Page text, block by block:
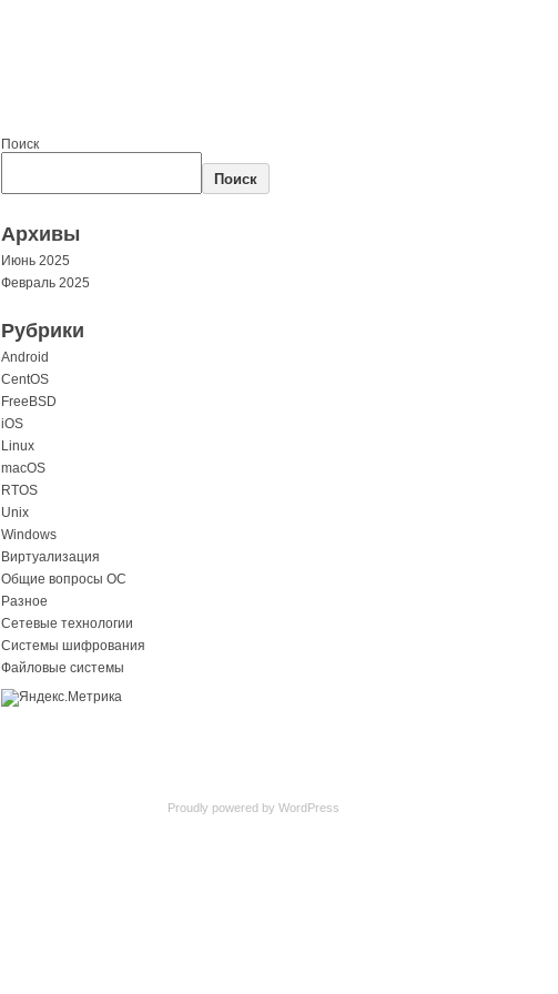
Поиск
Поиск
Архивы
Июнь 2025
Февраль 2025
Рубрики
Android
CentOS
FreeBSD
iOS
Linux
macOS
RTOS
Unix
Windows
Виртуализация
Общие вопросы ОС
Разное
Сетевые технологии
Системы шифрования
Файловые системы
Proudly powered by WordPress